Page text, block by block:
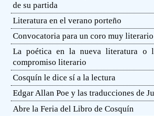
de su partida
Literatura en el verano porteño
Convocatoria para un coro muy literario
La poética en la nueva literatura o
compromiso literario
Cosquín le dice sí a la lectura
Edgar Allan Poe y las traducciones de
Abre la Feria del Libro de Cosquín